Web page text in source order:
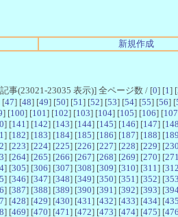
新規作成
事(23021-23035 表示)] 全ページ数 / [0] [1 ] [
[47] [48] [49] [50] [51 ] [52] [53] [54] [55] [56] [
] [100] [101 ] [102] [103] [104] [105] [106] [107
] [141 ] [142] [143] [144] [145] [146] [147] [148
] [182] [183] [184] [185] [186] [187] [188] [189
] [223] [224] [225] [226] [227] [228] [229] [230
] [264] [265] [266] [267] [268] [269] [270] [271
] [305] [306] [307] [308] [309] [310] [311 ] [312
] [346] [347] [348] [349] [350] [351 ] [352] [353
] [387] [388] [389] [390] [391 ] [392] [393] [
] [428] [429] [430] [431 ] [432] [433] [434] [435
] [469] [470] [471 ] [472] [473] [474] [475] [476